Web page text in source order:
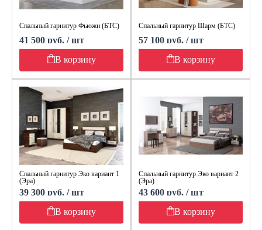
Спальный гарнитур Фьюжн (БТС)
41 500 руб. / шт
В корзину
Спальный гарнитур Шарм (БТС)
57 100 руб. / шт
В корзину
Спальный гарнитур Эко вариант 1
(Эра)
39 300 руб. / шт
В корзину
Спальный гарнитур Эко вариант 2
(Эра)
43 600 руб. / шт
В корзину